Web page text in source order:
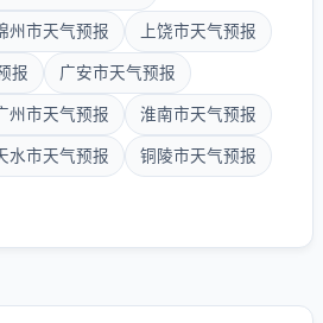
州市天气预报 上饶市天气预报
报 广安市天气预报
州市天气预报 淮南市天气预报
水市天气预报 铜陵市天气预报